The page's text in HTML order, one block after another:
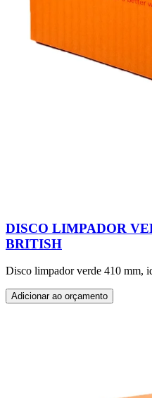
DISCO LIMPADOR
BRITISH
Disco limpador verde 410 mm,
Adicionar ao orçamento